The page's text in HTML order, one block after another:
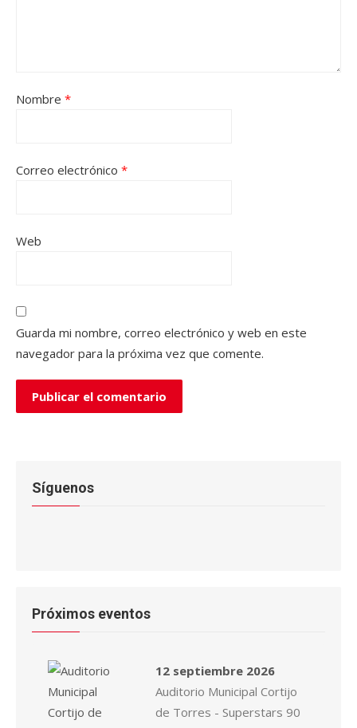
Nombre *
Correo electrónico *
Web
Guarda mi nombre, correo electrónico y web en este
navegador para la próxima vez que comente.
Síguenos
Próximos eventos
12 septiembre 2026
Auditorio Municipal Cortijo
de Torres - Superstars 90